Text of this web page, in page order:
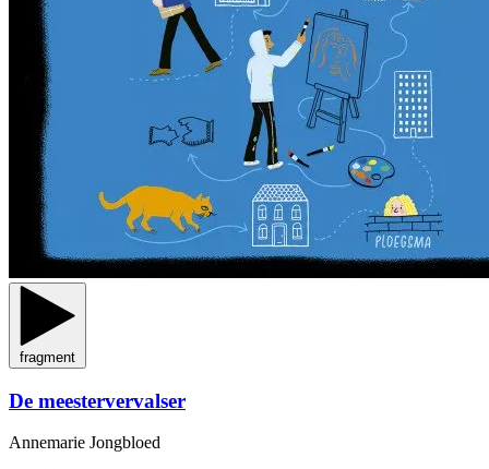
fragment
De meestervervalser
Annemarie Jongbloed